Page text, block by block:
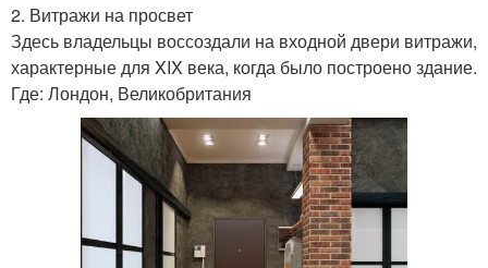
2. Витражи на просвет
Здесь владельцы воссоздали на входной двери витражи,
характерные для XIX века, когда было построено здание.
Где: Лондон, Великобритания